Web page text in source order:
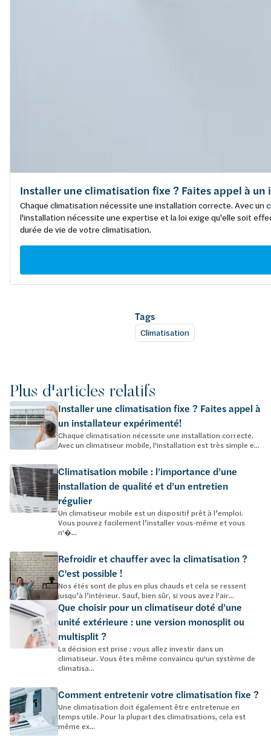
Installer une climatisation fixe ? Faites appel à
Chaque climatisation nécessite une installation correcte. Avec
l'installation nécessite une expertise et la loi exige qu'elle soit
durée de vie de votre climatisation.
Tags
Climatisation
Plus d'articles relatifs
Installer une climatisation fixe ? Faites appel à
un installateur expérimenté!
Chaque climatisation nécessite une installation correcte.
Avec un climatiseur mobile, l'installation est très simple e...
Climatisation mobile : l’importance d’une
installation de qualité et d’un entretien
régulier
Un climatiseur mobile est un dispositif prêt à l’emploi.
Vous pouvez facilement l’installer vous-même et vous
n'�...
Refroidir et chauffer avec la climatisation ?
C'est possible !
Nos étés sont de plus en plus chauds et cela se ressent
jusqu’à l’intérieur. Sauf, bien sûr, si vous avez l'air...
Que choisir pour un climatiseur doté d’une
unité extérieure : une version monosplit ou
multisplit ?
La décision est prise : vous allez investir dans un
climatiseur. Vous êtes même convaincu qu'un système de
climatisa...
Comment entretenir votre climatisation fixe ?
Une climatisation doit également être entretenue en
temps utile. Pour la plupart des climatisations, cela est
même ex...